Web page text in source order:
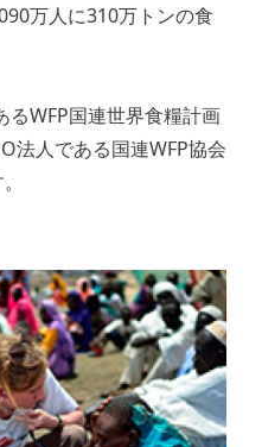
万人に310万トンの食
WFP国連世界食糧計画
法人である国連WFP協会